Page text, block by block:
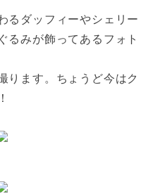
るダッフィーやシェリー
るみが飾ってあるフォト
ります。ちょうど今はク